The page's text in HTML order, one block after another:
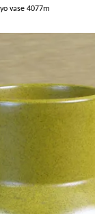
vase 4077m